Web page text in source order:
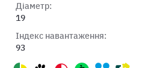
Діаметр:
19
Індекс навантаження:
93